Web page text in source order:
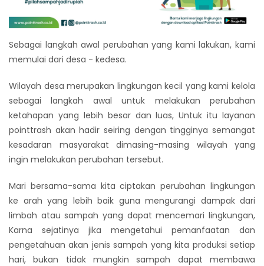
Sebagai langkah awal perubahan yang kami lakukan, kami
memulai dari desa - kedesa.
Wilayah desa merupakan lingkungan kecil yang kami kelola
sebagai langkah awal untuk melakukan perubahan
ketahapan yang lebih besar dan luas, Untuk itu layanan
pointtrash akan hadir seiring dengan tingginya semangat
kesadaran masyarakat dimasing-masing wilayah yang
ingin melakukan perubahan tersebut.
Mari bersama-sama kita ciptakan perubahan lingkungan
ke arah yang lebih baik guna mengurangi dampak dari
limbah atau sampah yang dapat mencemari lingkungan,
Karna sejatinya jika mengetahui pemanfaatan dan
pengetahuan akan jenis sampah yang kita produksi setiap
hari, bukan tidak mungkin sampah dapat membawa